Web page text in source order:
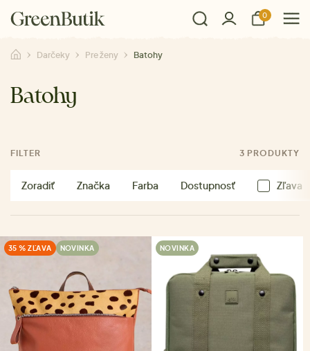
0
Darčeky Pre ženy Batohy
Batohy
FILTER 3 PRODUKTY
Zoradiť Značka Farba Dostupnosť Zľava
35 % ZĽAVA NOVINKA NOVINKA